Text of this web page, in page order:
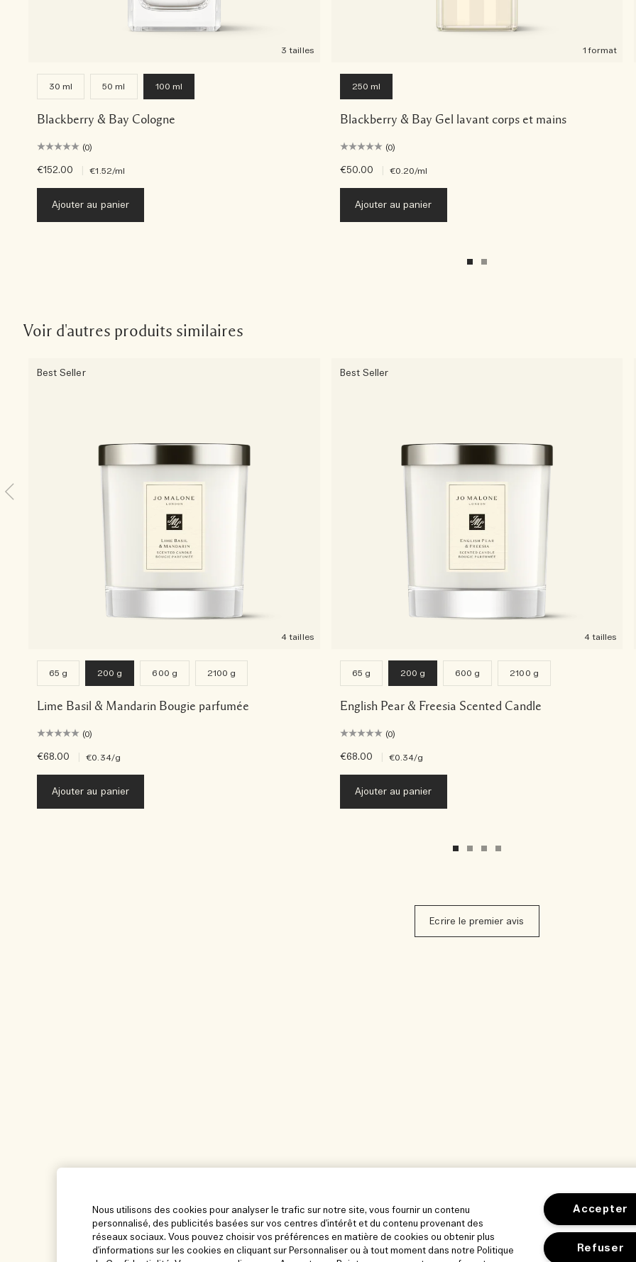
3 tailles
30 ml 50 ml 100 ml
Blackberry & Bay Cologne
(0)
€152.00 €1.52/ml
Ajouter au panier
1 format
250 ml
Blackberry & Bay Gel lavant corps et mains
(0)
€50.00 €0.20/ml
Ajouter au panier
Voir d'autres produits similaires
Best Seller
4 tailles
65 g 200 g 600 g 2100 g
Lime Basil & Mandarin Bougie parfumée
(0)
€68.00 €0.34/g
Ajouter au panier
Best Seller
4 tailles
65 g 200 g 600 g 2100 g
English Pear & Freesia Scented Candle
(0)
€68.00 €0.34/g
Ajouter au panier
Ecrire le premier avis
Nous utilisons des cookies pour analyser le trafic sur notre site, vous fournir un contenu
personnalisé, des publicités basées sur vos centres d'intérêt et du contenu provenant des
réseaux sociaux. Vous pouvez choisir vos préférences en matière de cookies ou obtenir plus
d'informations sur les cookies en cliquant sur Personnaliser ou à tout moment dans notre Politique
Accepter
Refuser